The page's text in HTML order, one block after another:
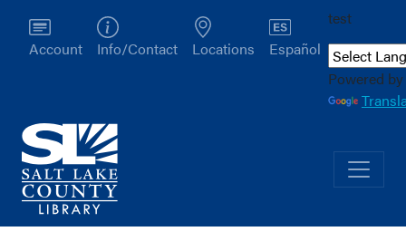
Account Info/Contact Locations Español
test
Powered by